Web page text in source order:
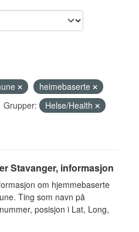
heimebaserte
Grupper:
Helse/Health
Stavanger, informasjon
om hjemmebaserte
Ting som navn på
posisjon i Lat, Long,